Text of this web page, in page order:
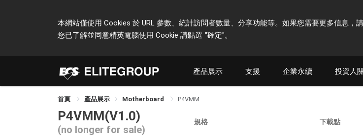
本網站僅使用 Cookies 於 URL 參數、統計訪問者數量、分享功能等。如果您需要更多信息，
您已了解並同意精英電腦使用 Cookie 請點選 "確定"。
產品展示 支援 企業永續 投資人
首頁 產品展示 Motherboard P4VMM
P4VMM(V1.0)
(no longer for sale)
規格 下載點